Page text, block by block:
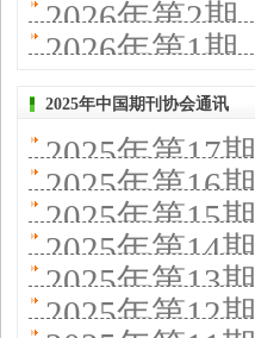
2026年第2期
2026年第1期
2025年中国期刊协会通讯
2025年第17期
2025年第16期
2025年第15期
2025年第14期
2025年第13期
2025年第12期